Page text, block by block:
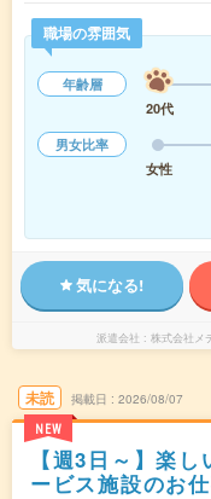
職場の雰囲気
年齢層
20代
男女比率
女性
気になる!
派遣会社 株式会社メ
未読
NEW
掲載日 2026/08/07
【週3日～】楽
ービス施設のお